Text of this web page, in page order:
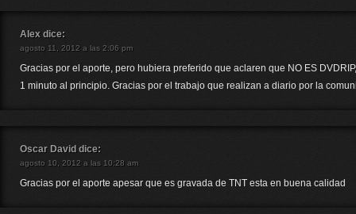
Alex dice:
agosto 11, 2012 a las 2:06 pm
Gracias por el aporte, pero hubiera preferido que aclaren que NO ES
1 minuto al principio. Gracias por el trabajo que realizan a diario por la
Oscar David dice:
agosto 10, 2012 a las 10:28 am
Gracias por el aporte apesar que es gravada de TNT esta en buena calidad